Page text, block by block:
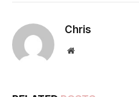
Chris
Website